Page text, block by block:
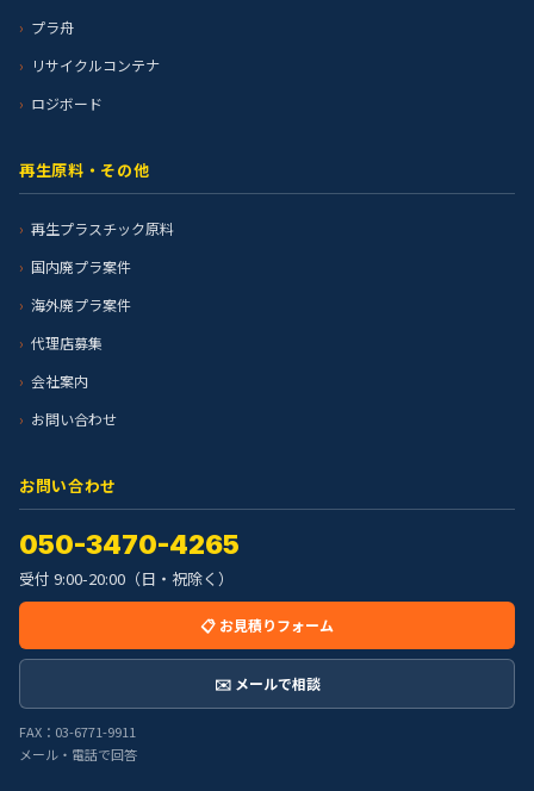
プラ舟
リサイクルコンテナ
ロジボード
再生原料・その他
再生プラスチック原料
国内廃プラ案件
海外廃プラ案件
代理店募集
会社案内
お問い合わせ
お問い合わせ
050-3470-4265
受付 9:00-20:00（日・祝除く）
📋 お見積りフォーム
✉️ メールで相談
FAX：03-6771-9911
メール・電話で回答